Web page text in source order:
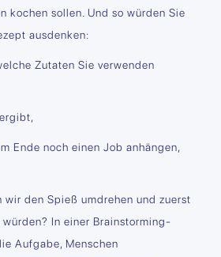
kochen sollen. Und so würden Sie
ausdenken:
Zutaten Sie verwenden
Ende noch einen Job anhängen,
wir den Spieß umdrehen und zuerst
In einer Brainstorming-
Aufgabe, Menschen